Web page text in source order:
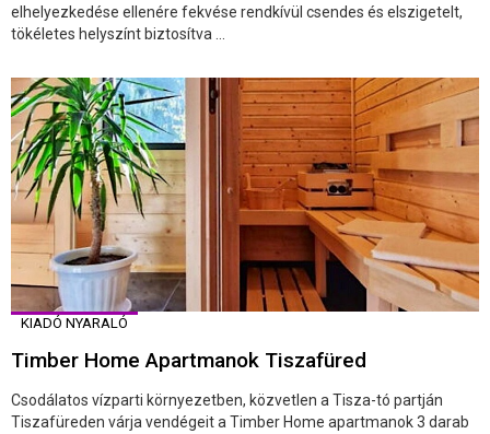
elhelyezkedése ellenére fekvése rendkívül csendes és elszigetelt,
tökéletes helyszínt biztosítva ...
KIADÓ NYARALÓ
Timber Home Apartmanok Tiszafüred
Csodálatos vízparti környezetben, közvetlen a Tisza-tó partján
Tiszafüreden várja vendégeit a Timber Home apartmanok 3 darab